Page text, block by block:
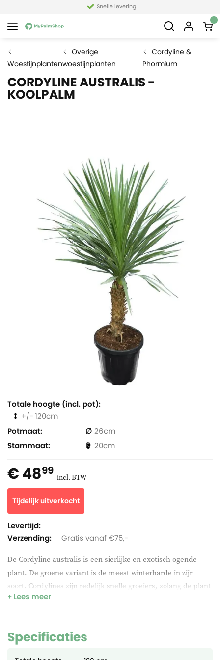
Snelle levering
Woestijnplanten
Overige
woestijnplanten
Cordyline &
Phormium
CORDYLINE AUSTRALIS -
KOOLPALM
De Cordyline australis is een sierlijke en exotisch ogende
plant. De groene variant is de meest winterharde in zijn
soort. Cordylines zijn redelijk snelle groeiers, zolang de plant
nog geen stam heeft gevormd, kan deze in één jaar tijd in
Lees meer
Totale hoogte (incl. pot)
120
Potmaat
26
Stammaat
20
€ 4899 incl. BTW
Tijdelijk uitverkocht
Levertijd:
Verzending:
Gratis vanaf €75,-
Specificaties